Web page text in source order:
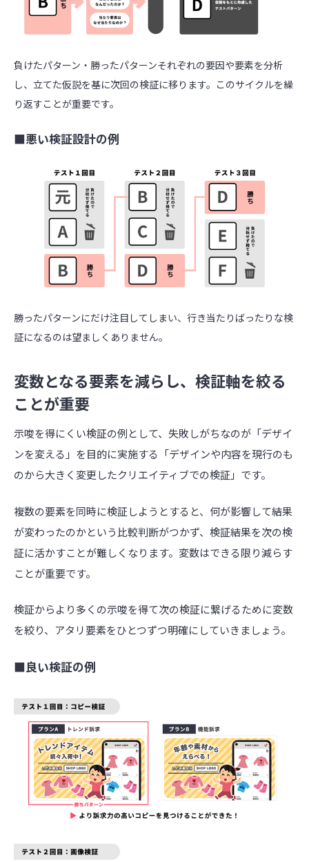
負けたパターン・勝ったパターンそれぞれの要因や要素を分析
し、立てた仮説を基に次回の検証に移ります。このサイクルを繰
り返すことが重要です。
■悪い検証設計の例
勝ったパターンにだけ注目してしまい、行き当たりばったりな検
証になるのは望ましくありません。
変数となる要素を減らし、検証軸を絞る
ことが重要
示唆を得にくい検証の例として、失敗しがちなのが「デザイ
ンを変える」を目的に実施する「デザインや内容を現行のも
のから大きく変更したクリエイティブでの検証」です。
複数の要素を同時に検証しようとすると、何が影響して結果
が変わったのかという比較判断がつかず、検証結果を次の検
証に活かすことが難しくなります。変数はできる限り減らす
ことが重要です。
検証からより多くの示唆を得て次の検証に繋げるために変数
を絞り、アタリ要素をひとつずつ明確にしていきましょう。
■良い検証の例